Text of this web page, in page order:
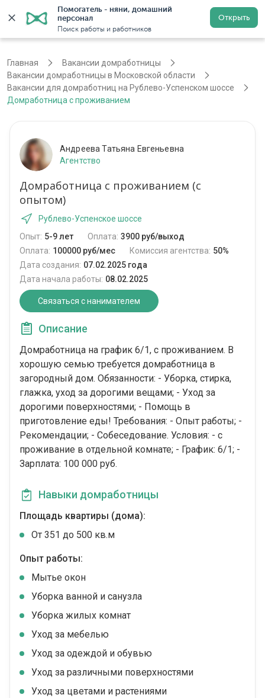
Помогатель - няни, домашний
персонал
Поиск работы и работников
Открыть
Регистрация
Главная
Вакансии домработницы
Вакансии домработницы в Московской области
Вакансии для домработниц на Рублево-Успенском шоссе
Домработница с проживанием
Андреева Татьяна Евгеньевна
Агентство
Домработница с проживанием (с
опытом)
Рублево-Успенское шоссе
Опыт: 5-9 лет Оплата: 3900 руб/выход
Оплата: 100000 руб/мес Комиссия агентства: 50%
Дата создания: 07.02.2025 года
Дата начала работы: 08.02.2025
Связаться с нанимателем
Описание
Домработница на график 6/1, с проживанием. В
хорошую семью требуется домработница в
загородный дом. Обязанности: - Уборка, стирка,
глажка, уход за дорогими вещами; - Уход за
дорогими поверхностями; - Помощь в
приготовление еды! Требования: - Опыт работы; -
Рекомендации; - Собеседование. Условия: - с
проживание в отдельной комнате; - График: 6/1; -
Зарплата: 100 000 руб.
Навыки домработницы
Площадь квартиры (дома):
От 351 до 500 кв.м
Опыт работы:
Мытье окон
Уборка ванной и санузла
Уборка жилых комнат
Уход за мебелью
Уход за одеждой и обувью
Уход за различными поверхностями
Уход за цветами и растениями